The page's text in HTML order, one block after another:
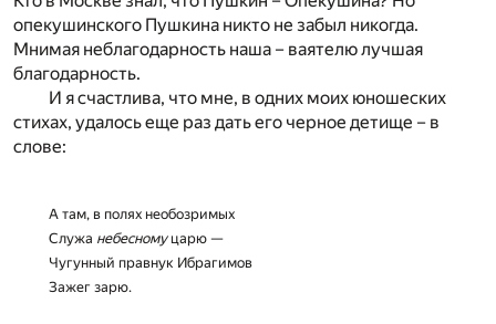
опекушинского Пушкина никто не забыл никогда.
Мнимая неблагодарность наша – ваятелю лучшая
благодарность.
И я счастлива, что мне, в одних моих юношеских
стихах, удалось еще раз дать его черное детище – в
слове:
А там, в полях необозримых
Служа небесномуцарю —
Чугунный правнук Ибрагимов
Зажег зарю.